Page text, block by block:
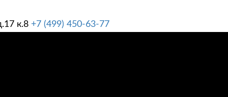
к.8 +7 (499) 450-63-77